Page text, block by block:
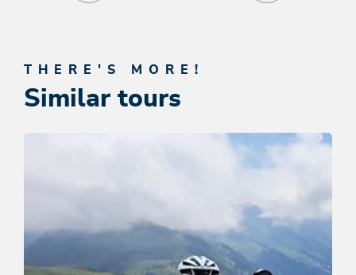
THERE'S MORE!
Similar tours